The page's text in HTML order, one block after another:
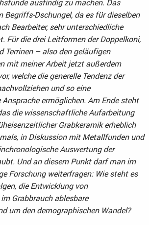
ausfindig zu machen. Das
Begriffs-Dschungel, da es für dieselben
Bearbeiter, sehr unterschiedliche
Für die drei Leitformen der Doppelkoni,
Terrinen – also den geläufigen
mit meiner Arbeit jetzt außerdem
welche die generelle Tendenz der
und so eine
ermöglichen. Am Ende steht
die wissenschaftliche Aufarbeitung
Grabkeramik erheblich
in Diskussion mit Metallfunden und
Auswertung der
Und an diesem Punkt darf man im
Forschung weiterfragen: Wie steht es
die Entwicklung von
Grabbrauch ablesbare
um den demographischen Wandel?